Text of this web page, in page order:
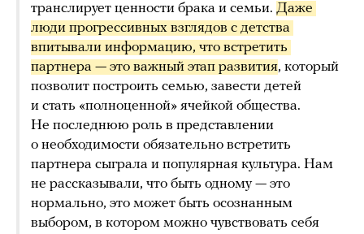
транслирует ценности брака и семьи. Даже
люди прогрессивных взглядов с детства
впитывали информацию, что встретить
партнера — это важный этап развития, который
позволит построить семью, завести детей
и стать «полноценной» ячейкой общества.
Не последнюю роль в представлении
о необходимости обязательно встретить
партнера сыграла и популярная культура. Нам
не рассказывали, что быть одному — это
нормально, это может быть осознанным
выбором, в котором можно чувствовать себя